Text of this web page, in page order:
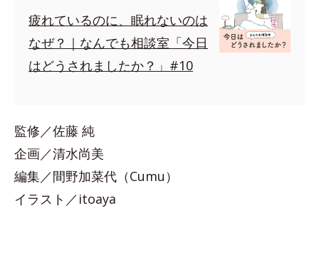
疲れているのに、眠れないのは
なぜ？｜なんでも相談室「今日
はどうされましたか？」#10
監修／佐藤 純
企画／清水尚美
編集／間野加菜代（Cumu）
イラスト／itoaya